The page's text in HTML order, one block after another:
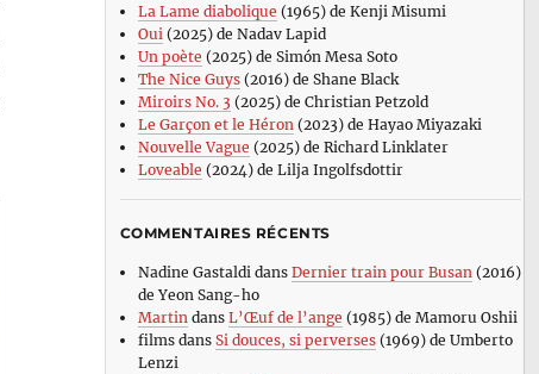
La Lame diabolique (1965) de Kenji Misumi
Oui (2025) de Nadav Lapid
Un poète (2025) de Simón Mesa Soto
The Nice Guys(2016) de Shane Black
Miroirs No. 3 (2025) de Christian Petzold
Le Garçon et le Héron (2023) de Hayao Miyazaki
Nouvelle Vague (2025) de Richard Linklater
Loveable (2024) de Lilja Ingolfsdottir
COMMENTAIRES RÉCENTS
Nadine Gastaldi dans Dernier train pour Busan (2016)
de Yeon Sang-ho
Martin dans L’Œuf de l’ange (1985) de Mamoru Oshii
filmsdans Si douces, si perverses(1969) de Umberto
Lenzi